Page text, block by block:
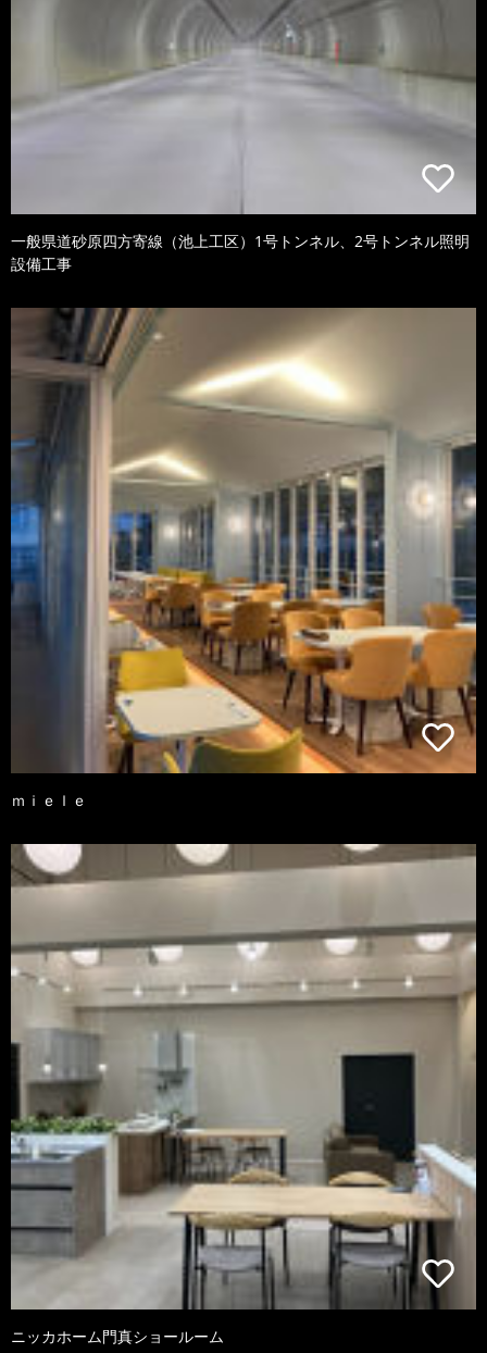
一般県道砂原四方寄線（池上工区）1号トンネル、2号トンネル照明
設備工事
ｍｉｅｌｅ
ニッカホーム門真ショールーム